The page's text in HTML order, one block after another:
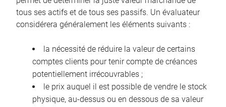
tous ses actifs et de tous ses passifs. Un évaluateur
considérera généralement les éléments suivants :
la nécessité de réduire la valeur de certains
comptes clients pour tenir compte de créances
potentiellement irrécouvrables ;
le prix auquel il est possible de vendre le stock
physique, au-dessus ou en dessous de sa valeur